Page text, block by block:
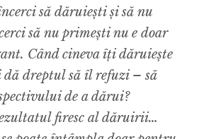
să dăruiești și să nu
să nu primești nu e doar
Când cineva îți dăruiește
dă dreptul să îl refuzi – să
de a dărui?
firesc al dăruirii…